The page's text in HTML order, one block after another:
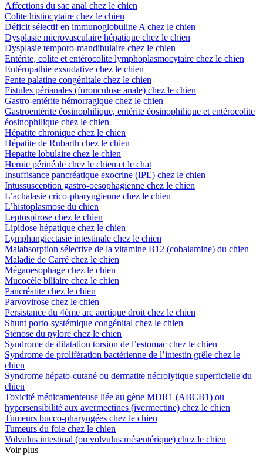
Affections du sac anal chez le chien
Colite histiocytaire chez le chien
Déficit sélectif en immunoglobuline A chez le chien
Dysplasie microvasculaire hépatique chez le chien
Dysplasie temporo-mandibulaire chez le chien
Entérite, colite et entérocolite lymphoplasmocytaire chez le chien
Entéropathie exsudative chez le chien
Fente palatine congénitale chez le chien
Fistules périanales (furonculose anale) chez le chien
Gastro-entérite hémorragique chez le chien
Gastroentérite éosinophilique, entérite éosinophilique et entérocolite
éosinophilique chez le chien
Hépatite chronique chez le chien
Hépatite de Rubarth chez le chien
Hepatite lobulaire chez le chien
Hernie périnéale chez le chien et le chat
Insuffisance pancréatique exocrine (IPE) chez le chien
Intussusception gastro-oesophagienne chez le chien
L’achalasie crico-pharyngienne chez le chien
L’histoplasmose du chien
Leptospirose chez le chien
Lipidose hépatique chez le chien
Lymphangiectasie intestinale chez le chien
Malabsorption sélective de la vitamine B12 (cobalamine) du chien
Maladie de Carré chez le chien
Mégaoesophage chez le chien
Mucocèle biliaire chez le chien
Pancréatite chez le chien
Parvovirose chez le chien
Persistance du 4ème arc aortique droit chez le chien
Shunt porto-systémique congénital chez le chien
Sténose du pylore chez le chien
Syndrome de dilatation torsion de l’estomac chez le chien
Syndrome de prolifération bactérienne de l’intestin grêle chez le
chien
Syndrome hépato-cutané ou dermatite nécrolytique superficielle du
chien
Toxicité médicamenteuse liée au gène MDR1 (ABCB1) ou
hypersensibilité aux avermectines (ivermectine) chez le chien
Tumeurs bucco-pharyngées chez le chien
Tumeurs du foie chez le chien
Volvulus intestinal (ou volvulus mésentérique) chez le chien
Voir plus